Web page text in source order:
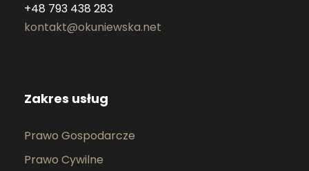
+48 793 438 283
kontakt@okuniewska.net
Zakres usług
Prawo Gospodarcze
Prawo Cywilne